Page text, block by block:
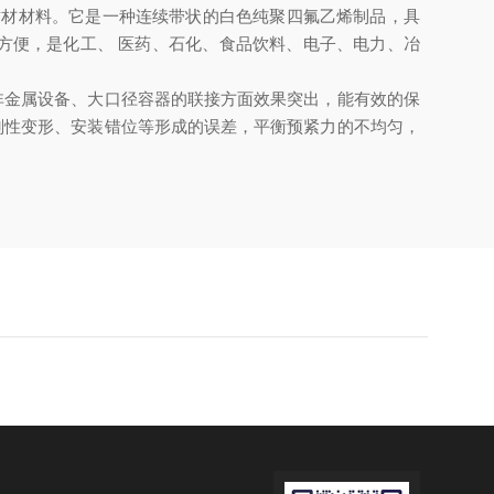
料。它是一种连续带状的白色纯聚四氟乙烯制品，具
便，是化工、 医药、石化、食品饮料、电子、电力、冶
设备、大口径容器的联接方面效果突出，能有效的保
变形、安装错位等形成的误差，平衡预紧力的不均匀，